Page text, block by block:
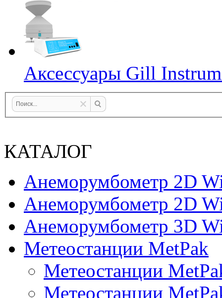
Аксессуары Gill
КАТАЛОГ
Анеморумбометр 2D
Анеморумбометр 2D
Анеморумбометр 3D
Метеостанции MetPak
Метеостанции
Метеостанции